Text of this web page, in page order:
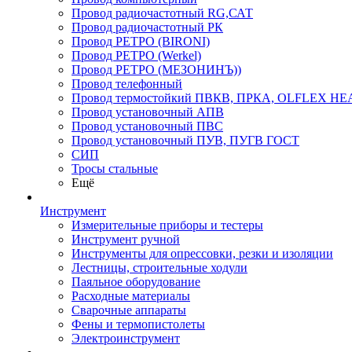
Провод радиочастотный RG,САТ
Провод радиочастотный РК
Провод РЕТРО (BIRONI)
Провод РЕТРО (Werkel)
Провод РЕТРО (МЕЗОНИНЪ))
Провод телефонный
Провод термостойкий ПВКВ, ПРКА, OLFLEX
Провод установочный АПВ
Провод установочный ПВС
Провод установочный ПУВ, ПУГВ ГОСТ
СИП
Тросы стальные
Ещё
Инструмент
Измерительные приборы и тестеры
Инструмент ручной
Инструменты для опрессовки, резки и изоляции
Лестницы, строительные ходули
Паяльное оборудование
Расходные материалы
Сварочные аппараты
Фены и термопистолеты
Электроинструмент